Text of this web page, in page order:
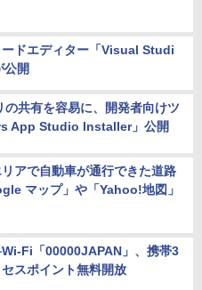
ドエディター「Visual Studi
開
の共有を容易に、開発者向けツ
App Studio Installer」公開
アで自動車が通行できた道路
マップ」や「Yahoo!地図」
Fi「00000JAPAN」、携帯3
スポイント無料開放